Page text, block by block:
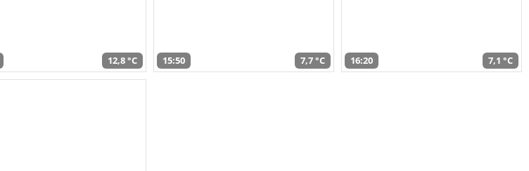
12,8 °C 15:50 7,7 °C 16:20 7,1 °C